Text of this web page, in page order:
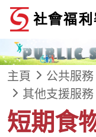
跳到內容
主頁 公共服務
其他支援服務
短期食